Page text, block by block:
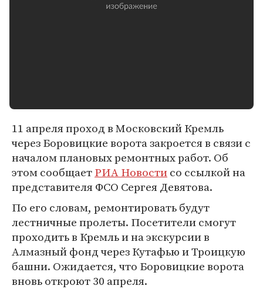
11 апреля проход в Московский Кремль
через Боровицкие ворота закроется в связи с
началом плановых ремонтных работ. Об
этом сообщаетРИА Новостисо ссылкой на
представителя ФСО Сергея Девятова.
По его словам, ремонтировать будут
лестничные пролеты. Посетители смогут
проходить в Кремль и на экскурсии в
Алмазный фонд через Кутафью и Троицкую
башни. Ожидается, что Боровицкие ворота
вновь откроют 30 апреля.